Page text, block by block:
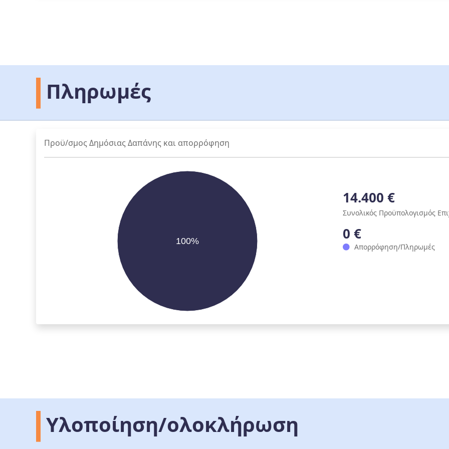
Πληρωμές
Προϋ/σμος Δημόσιας Δαπάνης και απορρόφηση
100%
14.400 €
Συνολικός Προϋπολογισμός
0 €
Απορρόφηση/Πληρωμές
Υλοποίηση/ολοκλήρωση